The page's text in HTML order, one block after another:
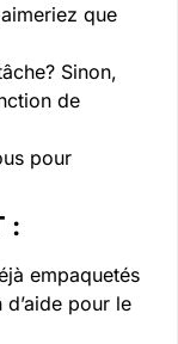
que
Sinon,
de
pour
:
empaquetés
pour le